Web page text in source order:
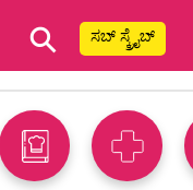
⚲ ಸಬ್ ಸ್ಕ್ರೈಬ್